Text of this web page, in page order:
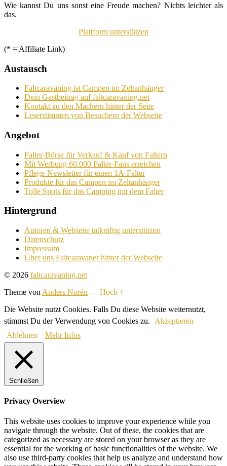
Wie kannst Du uns sonst eine Freude machen? Nichts leichter als
das.
Plattform unterstützen
(* = Affiliate Link)
Austausch
Faltcaravaning ist Campen im Zeltanhänger
Dein Gastbeitrag auf faltcaravaning.net
Kontakt zu den Machern hinter der Seite
Leserstimmen von Besuchern der Webseite
Angebot
Falter-Börse für Verkauf & Kauf von Faltern
Mit Werbung 60.000 Falter-Fans erreichen
Pflege-Newsletter für einen 1A-Falter
Produkte für das Campen im Zeltanhänger
Tolle Spots für das Camping mit dem Falter
Hintergrund
Autoren & Webseite tatkräftig unterstützen
Datenschutz
Impressum
Über uns Faltcaravaner hinter der Webseite
© 2026 faltcaravaning.net
Theme von Anders Norén — Hoch ↑
Die Website nutzt Cookies. Falls Du diese Website weiternutzt,
stimmst Du der Verwendung von Cookies zu.
Akzeptieren
Ablehnen
Mehr Infos
Schließen
Privacy Overview
This website uses cookies to improve your experience while you
navigate through the website. Out of these, the cookies that are
categorized as necessary are stored on your browser as they are
essential for the working of basic functionalities of the website. We
also use third-party cookies that help us analyze and understand how